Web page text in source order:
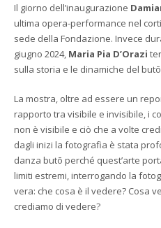
Il giorno dell’inaugurazione
ultima opera-performance nel
sede della Fondazione. Invece
giugno 2024, Maria Pia D’Orazi
sulla storia e le dinamiche del
La mostra, oltre ad essere un
rapporto tra visibile e invisibile, i
non è visibile e ciò che a volte
dagli inizi la fotografia è stata
danza butō perché quest’arte
limiti estremi, interrogando la
vera: che cosa è il vedere? Cosa
crediamo di vedere?